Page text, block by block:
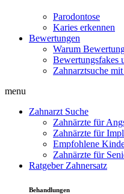
Parodontose
Karies erkennen
Bewertungen
Warum
Bewertungsfakes
Zahnarztsuche
menu
Zahnarzt Suche
Zahnärzte für
Zahnärzte für
Empfohlene
Zahnärzte für
Ratgeber Zahnersatz
Behandlungen